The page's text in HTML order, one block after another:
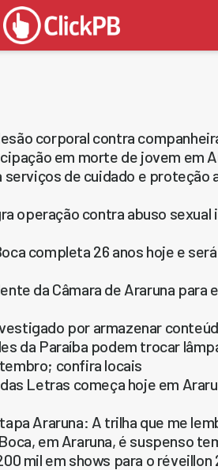
corporal contra
em morte de jovem em
serviços de cuidado e proteção
operação contra abuso
completa 26 anos hoje e
da Câmara de Araruna para
por armazenar
da Paraíba podem trocar
confira locais
Letras começa hoje em
Araruna: A trilha que me
em Araruna, é suspenso
mil em shows para o réveillon